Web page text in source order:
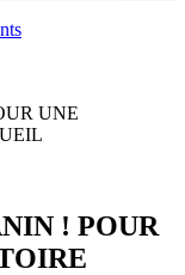
UNE
! POUR